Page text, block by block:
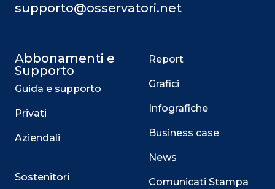
supporto@osservatori.net
Abbonamenti e
Supporto
Guida e supporto
Privati
Aziendali
Sostenitori
Report
Grafici
Infografiche
Business case
News
Comunicati Stampa